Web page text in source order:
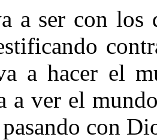
a ser con los
a hacer el
a ver el
con